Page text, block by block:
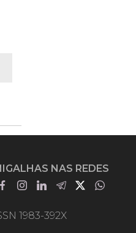
NAS REDES
1983-392X